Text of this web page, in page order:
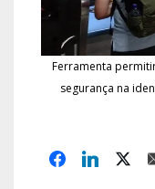
Ferramenta
segurança na